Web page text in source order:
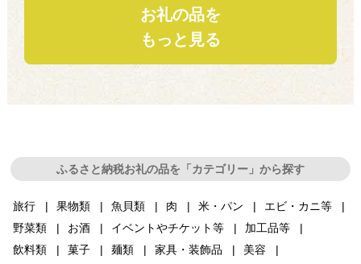
お礼の品を
もっと見る
ふるさと納税お礼の品を「カテゴリー」から探す
旅行 果物類 魚貝類 肉 米・パン
エビ・カニ等
野菜類
お酒 イベントやチケット等
加工品等
飲料類
菓子 麺類 家具・装飾品
美容